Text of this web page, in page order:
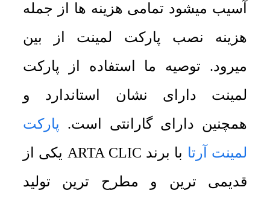
آسیب میشود تمامی هزینه ها از جمله
هزینه نصب پارکت لمینت از بین
میرود. توصیه ما استفاده از پارکت
لمینت دارای نشان استاندارد و
همچنین دارای گارانتی است. پارکت
لمینت آرتا
با برند ARTA CLIC یکی از
قدیمی ترین و مطرح ترین تولید